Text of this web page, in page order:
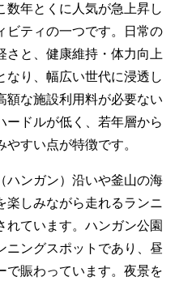
数年とくに人気が急上昇し
ビティの一つです。日常の
さと、健康維持・体力向上
なり、幅広い世代に浸透し
額な施設利用料が必要ない
ードルが低く、若年層から
すい点が特徴です。
ハンガン）沿いや釜山の海
楽しみながら走れるランニ
れています。ハンガン公園
ニングスポットであり、昼
で賑わっています。夜景を